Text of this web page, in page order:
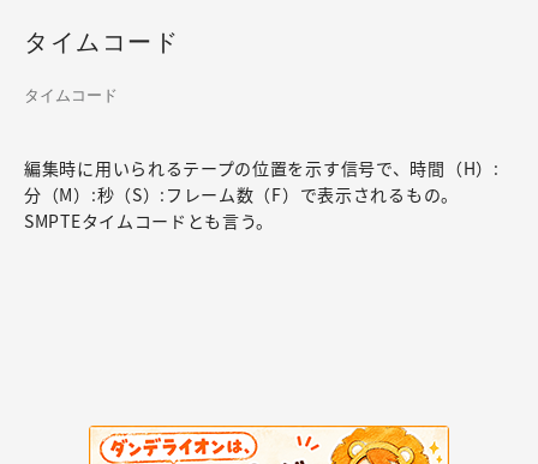
タイムコード
タイムコード
編集時に用いられるテープの位置を示す信号で、時間（H）:
分（M）:秒（S）:フレーム数（F）で表示されるもの。
SMPTEタイムコードとも言う。